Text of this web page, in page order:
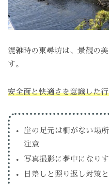
混雑時の東尋坊は、景観の
す。
安全面と快適さを意識した
崖の足元は柵がない場
注意
写真撮影に夢中になり
日差しと照り返し対策